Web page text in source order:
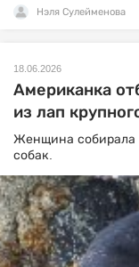
Нэля Сулейменова
18.06.2026
Американка
из лап
Женщина собирала
собак.